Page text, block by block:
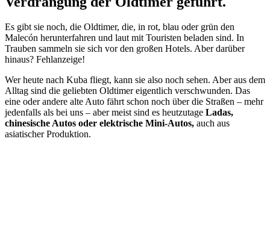
Es gibt sie noch, die Oldtimer, die, in rot, blau oder grün den
Malecón herunterfahren und laut mit Touristen beladen sind. In
Trauben sammeln sie sich vor den großen Hotels. Aber darüber
hinaus? Fehlanzeige!
Wer heute nach Kuba fliegt, kann sie also noch sehen. Aber aus dem
Alltag sind die geliebten Oldtimer eigentlich verschwunden. Das
eine oder andere alte Auto fährt schon noch über die Straßen – mehr
jedenfalls als bei uns – aber meist sind es heutzutage Ladas,
chinesische Autos oder elektrische Mini-Autos, auch aus
asiatischer Produktion.